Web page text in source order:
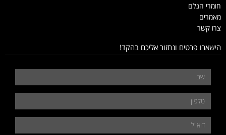
חומרי הגלם
מאמרים
צרו קשר
הישארו פרטים ונחזור אליכם בהקד!